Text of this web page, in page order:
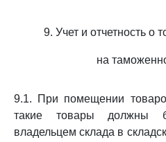
9. Учет и отчетность о
на
9.1. При помещении
такие товары должны
владельцем склада в